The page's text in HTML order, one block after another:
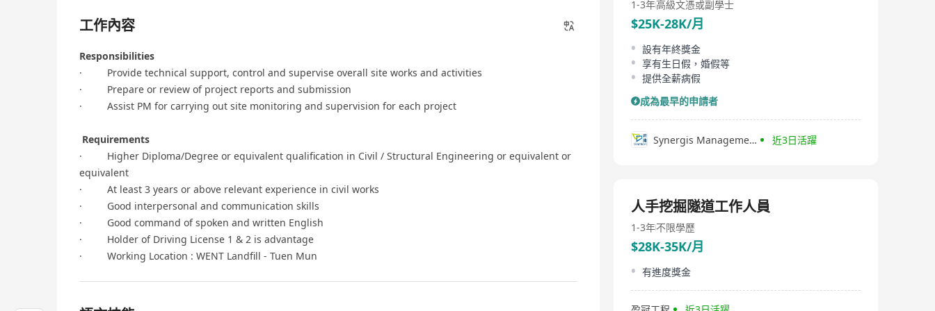
工作內容
Responsibilities
· Provide technical support, control and supervise overall site works and activities
· Prepare or review of project reports and submission
· Assist PM for carrying out site monitoring and supervision for each project
Requirements
· Higher Diploma/Degree or equivalent qualification in Civil / Structural Engineering or equivalent or
equivalent
· At least 3 years or above relevant experience in civil works
· Good interpersonal and communication skills
· Good command of spoken and written English
· Holder of Driving License 1 & 2 is advantage
· Working Location : WENT Landfill - Tuen Mun
1-3年高級文憑或副學士
$25K-28K/月
設有年終獎金
享有生日假，婚假等
提供全薪病假
成為最早的申請者
Synergis Management Services Limited 近3日活躍
人手挖掘隧道工作人員
1-3年不限學歷
$28K-35K/月
有進度獎金